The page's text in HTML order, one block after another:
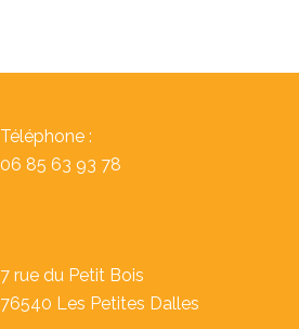
Téléphone :
06 85 63 93 78
7 rue du Petit Bois
76540 Les Petites Dalles